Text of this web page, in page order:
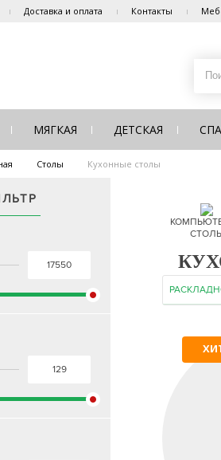
Доставка и оплата Контакты
МЯГКАЯ ДЕТСКАЯ
Столы Кухонные столы